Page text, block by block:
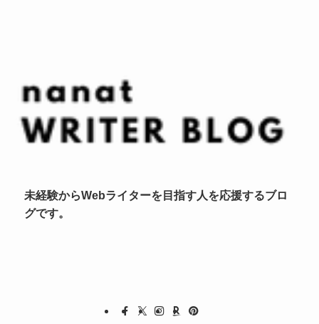
未経験からWebライターを目指す人を応援するブロ
グです。